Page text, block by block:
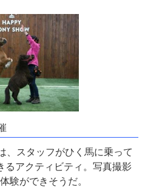
、スタッフがひく馬に乗って
るアクティビティ。写真撮影
験ができそうだ。